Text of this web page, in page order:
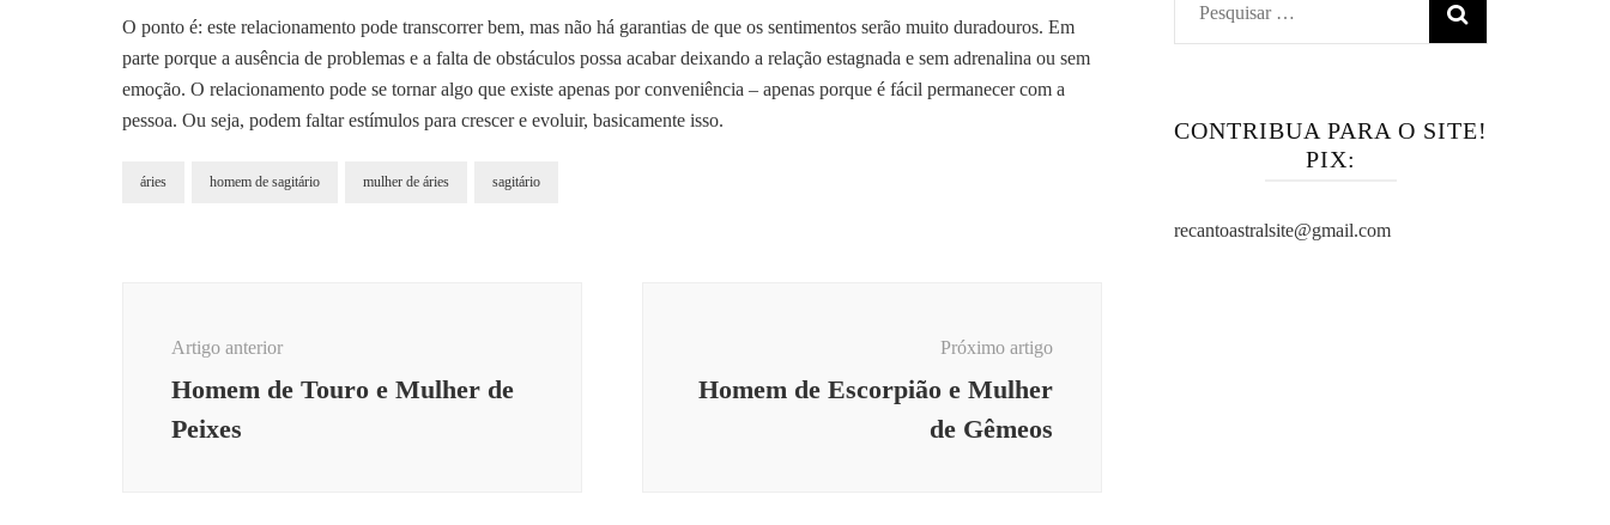
O ponto é: este relacionamento pode transcorrer bem, mas não há garantias de que os sentimentos serão muito duradouros. Em
parte porque a ausência de problemas e a falta de obstáculos possa acabar deixando a relação estagnada e sem adrenalina ou sem
emoção. O relacionamento pode se tornar algo que existe apenas por conveniência – apenas porque é fácil permanecer com a
pessoa. Ou seja, podem faltar estímulos para crescer e evoluir, basicamente isso.
áries homem de sagitário mulher de áries sagitário
Artigo anterior
Homem de Touro e Mulher de
Peixes
Próximo artigo
Homem de Escorpião e Mulher
de Gêmeos
Pesquisar
por:
CONTRIBUA PARA O SITE!
PIX:
recantoastralsite@gmail.com